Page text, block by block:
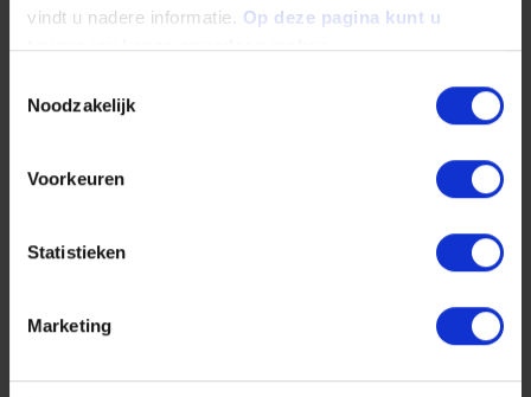
vindt u nadere informatie. Op deze pagina kunt u
tevens uw keuze ongedaan maken.
Noodzakelijk
Voorkeuren
Statistieken
Marketing
sécurité dans le domaine de l’eau potable.
d’usinage, la stabilité dimensionnelle et
polyoxyméthylène. La conformité vis-à-vis de
la législation alimentaire selon l’UE/FDA est
respectée. Pour ces raisons, les plastiques
construction pour le conditionnement de l’eau
potable.